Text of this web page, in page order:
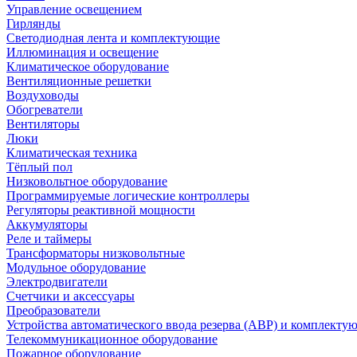
Управление освещением
Гирлянды
Светодиодная лента и комплектующие
Иллюминация и освещение
Климатическое оборудование
Вентиляционные решетки
Воздуховоды
Обогреватели
Вентиляторы
Люки
Климатическая техника
Тёплый пол
Низковольтное оборудование
Программируемые логические контроллеры
Регуляторы реактивной мощности
Аккумуляторы
Реле и таймеры
Трансформаторы низковольтные
Модульное оборудование
Электродвигатели
Счетчики и аксессуары
Преобразователи
Устройства автоматического ввода резерва (АВР) и
Телекоммуникационное оборудование
Пожарное оборудование